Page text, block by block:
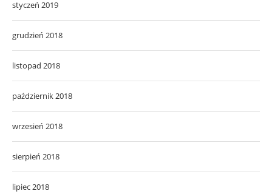
styczeń 2019
grudzień 2018
listopad 2018
październik 2018
wrzesień 2018
sierpień 2018
lipiec 2018